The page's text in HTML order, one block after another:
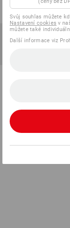
Svůj souhlas můžete
Nastavení cookies v
můžete také
Další informace viz